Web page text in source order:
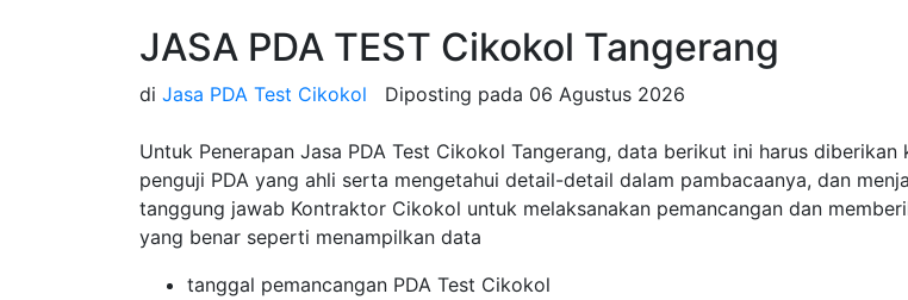
JASA PDA TEST Cikokol Tangerang
di Jasa PDA Test Cikokol Diposting pada 06 Agustus 2026
Untuk Penerapan Jasa PDA Test Cikokol Tangerang, data berikut ini harus diberikan
penguji PDA yang ahli serta mengetahui detail-detail dalam pambacaanya, dan
tanggung jawab Kontraktor Cikokol untuk melaksanakan pemancangan dan
yang benar seperti menampilkan data
tanggal pemancangan PDA Test Cikokol